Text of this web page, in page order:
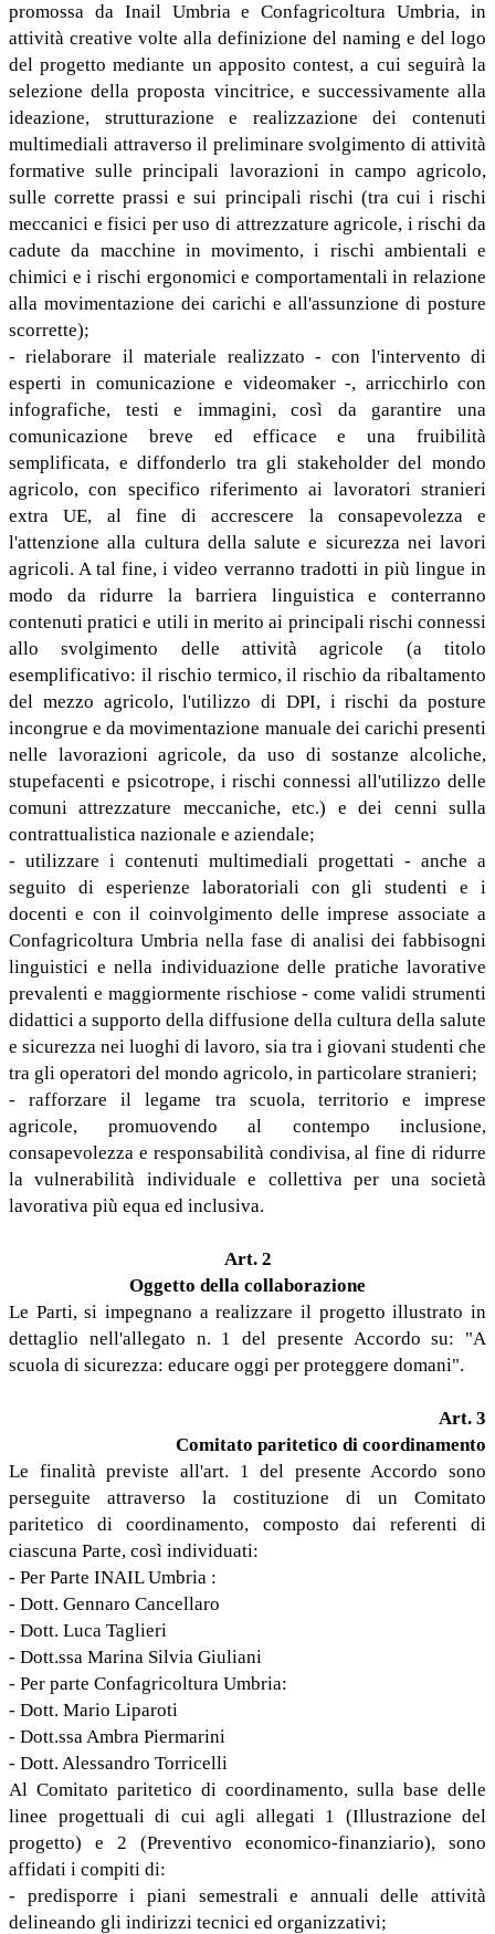
promossa da Inail Umbria e Confagricoltura Umbria, in
attività creative volte alla definizione del naming e del logo
del progetto mediante un apposito contest, a cui seguirà la
selezione della proposta vincitrice, e successivamente alla
ideazione, strutturazione e realizzazione dei contenuti
multimediali attraverso il preliminare svolgimento di attività
formative sulle principali lavorazioni in campo agricolo,
sulle corrette prassi e sui principali rischi (tra cui i rischi
meccanici e fisici per uso di attrezzature agricole, i rischi da
cadute da macchine in movimento, i rischi ambientali e
chimici e i rischi ergonomici e comportamentali in relazione
alla movimentazione dei carichi e all'assunzione di posture
scorrette);
- rielaborare il materiale realizzato - con l'intervento di
esperti in comunicazione e videomaker -, arricchirlo con
infografiche, testi e immagini, così da garantire una
comunicazione breve ed efficace e una fruibilità
semplificata, e diffonderlo tra gli stakeholder del mondo
agricolo, con specifico riferimento ai lavoratori stranieri
extra UE, al fine di accrescere la consapevolezza e
l'attenzione alla cultura della salute e sicurezza nei lavori
agricoli. A tal fine, i video verranno tradotti in più lingue in
modo da ridurre la barriera linguistica e conterranno
contenuti pratici e utili in merito ai principali rischi connessi
allo svolgimento delle attività agricole (a titolo
esemplificativo: il rischio termico, il rischio da ribaltamento
del mezzo agricolo, l'utilizzo di DPI, i rischi da posture
incongrue e da movimentazione manuale dei carichi presenti
nelle lavorazioni agricole, da uso di sostanze alcoliche,
stupefacenti e psicotrope, i rischi connessi all'utilizzo delle
comuni attrezzature meccaniche, etc.) e dei cenni sulla
contrattualistica nazionale e aziendale;
- utilizzare i contenuti multimediali progettati - anche a
seguito di esperienze laboratoriali con gli studenti e i
docenti e con il coinvolgimento delle imprese associate a
Confagricoltura Umbria nella fase di analisi dei fabbisogni
linguistici e nella individuazione delle pratiche lavorative
prevalenti e maggiormente rischiose - come validi strumenti
didattici a supporto della diffusione della cultura della salute
e sicurezza nei luoghi di lavoro, sia tra i giovani studenti che
tra gli operatori del mondo agricolo, in particolare stranieri;
- rafforzare il legame tra scuola, territorio e imprese
agricole, promuovendo al contempo inclusione,
consapevolezza e responsabilità condivisa, al fine di ridurre
la vulnerabilità individuale e collettiva per una società
lavorativa più equa ed inclusiva.
Art. 2
Oggetto della collaborazione
Le Parti, si impegnano a realizzare il progetto illustrato in
dettaglio nell'allegato n. 1 del presente Accordo su: "A
scuola di sicurezza: educare oggi per proteggere domani".
Art. 3
Comitato paritetico di coordinamento
Le finalità previste all'art. 1 del presente Accordo sono
perseguite attraverso la costituzione di un Comitato
paritetico di coordinamento, composto dai referenti di
ciascuna Parte, così individuati:
- Per Parte INAIL Umbria :
- Dott. Gennaro Cancellaro
- Dott. Luca Taglieri
- Dott.ssa Marina Silvia Giuliani
- Per parte Confagricoltura Umbria:
- Dott. Mario Liparoti
- Dott.ssa Ambra Piermarini
- Dott. Alessandro Torricelli
Al Comitato paritetico di coordinamento, sulla base delle
linee progettuali di cui agli allegati 1 (Illustrazione del
progetto) e 2 (Preventivo economico-finanziario), sono
affidati i compiti di:
- predisporre i piani semestrali e annuali delle attività
delineando gli indirizzi tecnici ed organizzativi;